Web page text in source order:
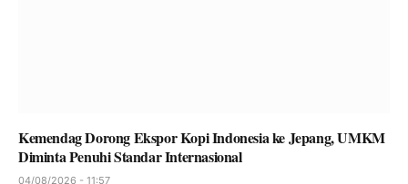
Kemendag Dorong Ekspor Kopi Indonesia ke Jepang, UMKM
Diminta Penuhi Standar Internasional
04/08/2026 - 11:57